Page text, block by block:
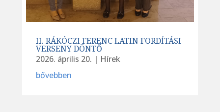
II. RÁKÓCZI FERENC LATIN FORDÍTÁSI
VERSENY DÖNTŐ
2026. április 20. | Hírek
bővebben